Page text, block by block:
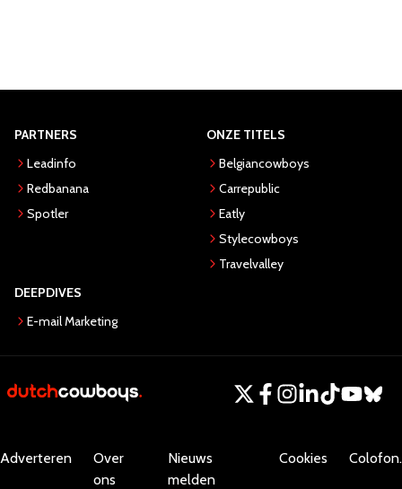
PARTNERS
Leadinfo
Redbanana
Spotler
ONZE TITELS
Belgiancowboys
Carrepublic
Eatly
Stylecowboys
Travelvalley
DEEPDIVES
E-mail Marketing
Adverteren
Over
ons
Nieuws
melden
Cookies Colofon.